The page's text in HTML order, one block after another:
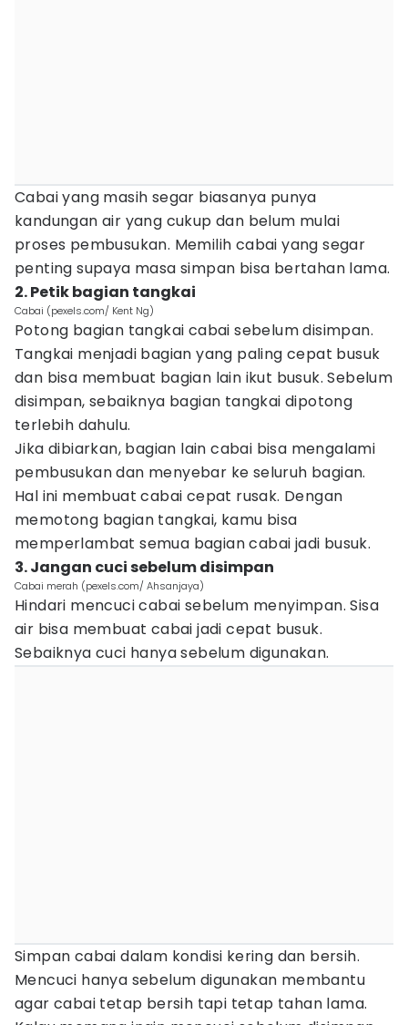
Cabai yang masih segar biasanya punya
kandungan air yang cukup dan belum mulai
proses pembusukan. Memilih cabai yang segar
penting supaya masa simpan bisa bertahan lama.
2. Petik bagian tangkai
Cabai (pexels.com/ Kent Ng)
Potong bagian tangkai cabai sebelum disimpan.
Tangkai menjadi bagian yang paling cepat busuk
dan bisa membuat bagian lain ikut busuk. Sebelum
disimpan, sebaiknya bagian tangkai dipotong
terlebih dahulu.
Jika dibiarkan, bagian lain cabai bisa mengalami
pembusukan dan menyebar ke seluruh bagian.
Hal ini membuat cabai cepat rusak. Dengan
memotong bagian tangkai, kamu bisa
memperlambat semua bagian cabai jadi busuk.
3. Jangan cuci sebelum disimpan
Cabai merah (pexels.com/ Ahsanjaya)
Hindari mencuci cabai sebelum menyimpan. Sisa
air bisa membuat cabai jadi cepat busuk.
Sebaiknya cuci hanya sebelum digunakan.
Simpan cabai dalam kondisi kering dan bersih.
Mencuci hanya sebelum digunakan membantu
agar cabai tetap bersih tapi tetap tahan lama.